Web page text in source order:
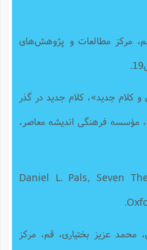
مرکز مطالعات و پژوهش‌های
جدید»، کلام جدید در گذر
مؤسسه فرهنگی اندیشه معاصر،
. Daniel L. Pals, Seven
عزیز بختیاری، قم، مرکز